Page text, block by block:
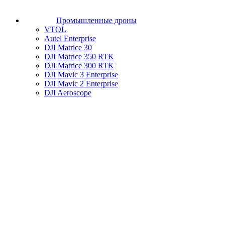
Промышленные дроны
VTOL
Autel Enterprise
DJI Matrice 30
DJI Matrice 350 RTK
DJI Matrice 300 RTK
DJI Mavic 3 Enterprise
DJI Mavic 2 Enterprise
DJI Aeroscope